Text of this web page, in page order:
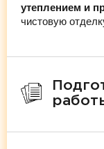
утеплением и
чистовую